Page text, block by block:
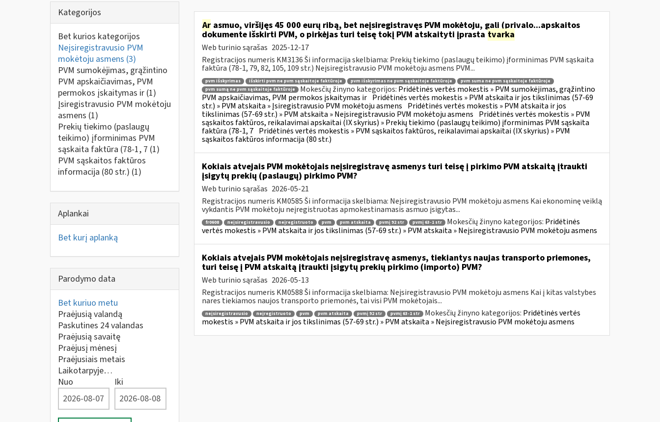
Kategorijos
Bet kurios kategorijos
Neįsiregistravusio PVM
mokėtoju asmens (3)
PVM sumokėjimas, grąžintino
PVM apskaičiavimas, PVM
permokos įskaitymas ir (1)
Įsiregistravusio PVM mokėtoju
asmens (1)
Prekių tiekimo (paslaugų
teikimo) įforminimas PVM
sąskaita faktūra (78-1, 7 (1)
PVM sąskaitos faktūros
informacija (80 str.) (1)
Aplankai
Bet kurį aplanką
Parodymo data
Bet kuriuo metu
Praėjusią valandą
Paskutines 24 valandas
Praėjusią savaitę
Praėjusį mėnesį
Praėjusiais metais
Laikotarpyje…
Nuo
Iki
Arasmuo, viršijęs 45 000 eurų ribą, bet neįsiregistravęs PVM mokėtoju, gali (privalo...apskaitos
dokumente išskirti PVM, o pirkėjas turi teisę tokį PVM atskaityti įprasta tvarka
Web turinio sąrašas 2025-12-17
Registracijos numeris KM3136 Ši informacija skelbiama: Prekių tiekimo (paslaugų teikimo) įforminimas PVM sąskaita
faktūra (78-1, 79, 82, 105, 109 str.) Neįsiregistravusio PVM mokėtoju asmens PVM...
pvm išskyrimas išskirti pvm ne pvm sąskaitoje faktūroje pvm išskyrimas ne pvm sąskaitoje faktūroje
pvm suma ne pvm sąskaitoje faktūroje
pvm sumą ne pvm sąskaitoje faktūroje
Mokesčių žinyno kategorijos: Pridėtinės vertės mokestis » PVM sumokėjimas, grąžintino
PVM apskaičiavimas, PVM permokos įskaitymas ir Pridėtinės vertės mokestis » PVM atskaita ir jos tikslinimas (57-69
str.) » PVM atskaita » Įsiregistravusio PVM mokėtoju asmens Pridėtinės vertės mokestis » PVM atskaita ir jos
tikslinimas (57-69 str.) » PVM atskaita » Neįsiregistravusio PVM mokėtoju asmens Pridėtinės vertės mokestis » PVM
sąskaitos faktūros, reikalavimai apskaitai (IX skyrius) » Prekių tiekimo (paslaugų teikimo) įforminimas PVM sąskaita
faktūra (78-1, 7 Pridėtinės vertės mokestis » PVM sąskaitos faktūros, reikalavimai apskaitai (IX skyrius) » PVM
sąskaitos faktūros informacija (80 str.)
Kokiais atvejais PVM mokėtojais neįsiregistravę asmenys turi teisę į pirkimo PVM atskaitą įtraukti
įsigytų prekių (paslaugų) pirkimo PVM?
Web turinio sąrašas 2026-05-21
Registracijos numeris KM0585 Ši informacija skelbiama: Neįsiregistravusio PVM mokėtoju asmens Kai ekonominę veiklą
vykdantis PVM mokėtoju neįregistruotas apmokestinamasis asmuo įsigytas...
fr0608 neįsiregistravusio neįregistruoto pvm pvm atskaita pvmį 92 str pvmį 63-1 str Mokesčių žinyno kategorijos: Pridėtinės
vertės mokestis » PVM atskaita ir jos tikslinimas (57-69 str.) » PVM atskaita » Neįsiregistravusio PVM mokėtoju asmens
Kokiais atvejais PVM mokėtojais neįsiregistravę asmenys, tiekiantys naujas transporto priemones,
turi teisę į PVM atskaitą įtraukti įsigytų prekių pirkimo (importo) PVM?
Web turinio sąrašas 2026-05-13
Registracijos numeris KM0588 Ši informacija skelbiama: Neįsiregistravusio PVM mokėtoju asmens Kai į kitas valstybes
nares tiekiamos naujos transporto priemonės, tai visi PVM mokėtojais...
neįsiregistravusio neįregistruoto pvm pvm atskaita pvmį 92 str pvmį 63-1 str Mokesčių žinyno kategorijos: Pridėtinės vertės
mokestis » PVM atskaita ir jos tikslinimas (57-69 str.) » PVM atskaita » Neįsiregistravusio PVM mokėtoju asmens